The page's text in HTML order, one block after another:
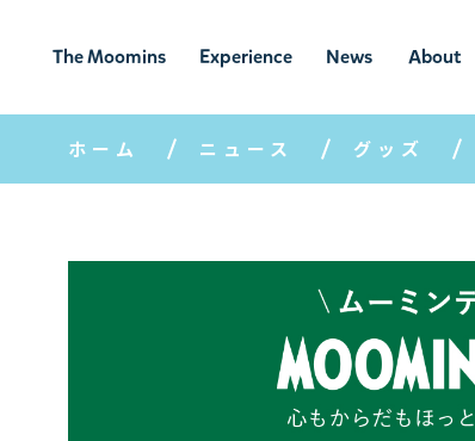
The Moomins
ムーミンの
世界
Experience
ムーミンの世
界を楽しむ
News
ニュ
ース
About
ムーミン
について
ホーム ニュース グッズ